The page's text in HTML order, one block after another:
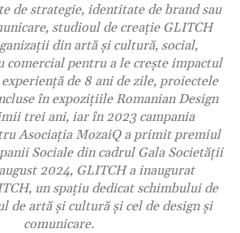
de strategie, identitate de brand sau
studioul de creație GLITCH
din artă și cultură, social,
comercial pentru a le crește impactul
de 8 ani de zile, proiectele
în expozițiile Romanian Design
trei ani, iar în 2023 campania
Asociația MozaiQ a primit premiul
Sociale din cadrul Gala Societății
2024, GLITCH a inaugurat
un spațiu dedicat schimbului de
de artă și cultură și cel de design și
comunicare.